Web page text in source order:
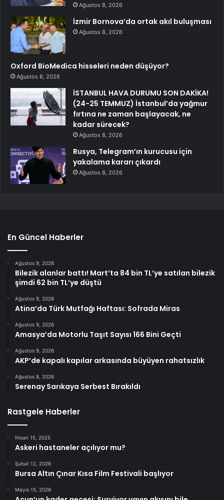
Ağustos 8, 2026
İzmir Bornova’da ortak akıl buluşması
Ağustos 8, 2026
Oxford BioMedica hisseleri neden düşüyor?
Ağustos 8, 2026
İSTANBUL HAVA DURUMU SON DAKİKA!
(24-25 TEMMUZ) İstanbul’da yağmur
fırtına ne zaman başlayacak, ne
kadar sürecek?
Ağustos 8, 2026
Rusya, Telegram’ın kurucusu için
yakalama kararı çıkardı
Ağustos 8, 2026
En Güncel Haberler
Ağustos 9, 2026
Bilezik alanlar battı! Mart’ta 84 bin TL’ye satılan bilezik
şimdi 62 bin TL’ye düştü
Ağustos 9, 2026
Atina’da Türk Mutfağı Haftası: Sofrada Miras
Ağustos 9, 2026
Amasya’da Motorlu Taşıt Sayısı 166 Bini Geçti
Ağustos 9, 2026
AKP’de kapalı kapılar arkasında büyüyen rahatsızlık
Ağustos 8, 2026
Serenay Sarıkaya Serbest Bırakıldı
Rastgele Haberler
Nisan 15, 2025
Askeri hastaneler açılıyor mu?
Şubat 12, 2026
Bursa Altın Çınar Kısa Film Festivali başlıyor
Mayıs 15, 2026